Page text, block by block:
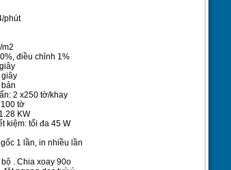
phút
điều chỉnh 1%
giây
2 x250 tờ/khay
100 tờ
KW
kiệm: tối đa 45 W
1 lần, in nhiều lần
. Chia xoay 90o